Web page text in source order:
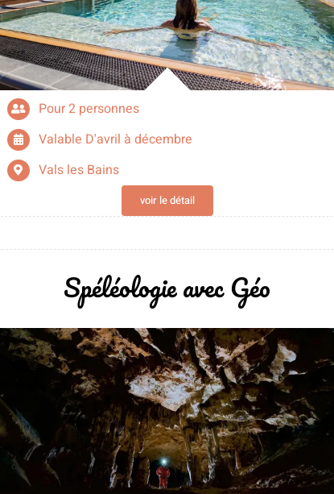
Pour 2 personnes
Valable D'avril à décembre
Vals les Bains
voir le détail
Spéléologie avec Géo